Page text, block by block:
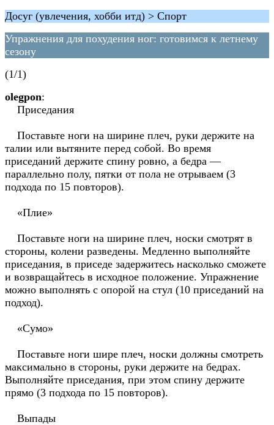
Досуг (увлечения, хобби итд) > Спорт
Упражнения для похудения ног: готовимся к летнему
сезону
(1/1)
olegpon:
Приседания
Поставьте ноги на ширине плеч, руки держите на
талии или вытяните перед собой. Во время
приседаний держите спину ровно, а бедра —
параллельно полу, пятки от пола не отрываем (3
подхода по 15 повторов).
«Плие»
Поставьте ноги на ширине плеч, носки смотрят в
стороны, колени разведены. Медленно выполняйте
приседания, в приседе задержитесь насколько сможете
и возвращайтесь в исходное положение. Упражнение
можно выполнять с опорой на стул (10 приседаний на
подход).
«Сумо»
Поставьте ноги шире плеч, носки должны смотреть
максимально в стороны, руки держите на бедрах.
Выполняйте приседания, при этом спину держите
прямо (3 подхода по 15 повторов).
Выпады